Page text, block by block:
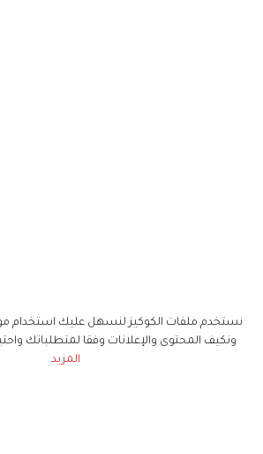
نستخدم ملفات الكوكيز لنسهل عليك استخدام
ونكيف المحتوى والإعلانات وفقا لمتطلباتك
المزيد